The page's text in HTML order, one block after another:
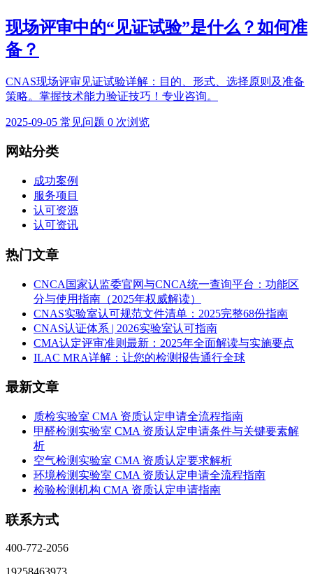
现场评审中的“见证试验”是什么？如何准
备？
CNAS现场评审见证试验详解：目的、形式、选择原则及准备
策略。掌握技术能力验证技巧！专业咨询。
2025-09-05 常见问题 0 次浏览
网站分类
成功案例
服务项目
认可资源
认可资讯
热门文章
CNCA国家认监委官网与CNCA统一查询平台：功能区
分与使用指南（2025年权威解读）
CNAS实验室认可规范文件清单：2025完整68份指南
CNAS认证体系 | 2026实验室认可指南
CMA认定评审准则最新：2025年全面解读与实施要点
ILAC MRA详解：让您的检测报告通行全球
最新文章
质检实验室 CMA 资质认定申请全流程指南
甲醛检测实验室 CMA 资质认定申请条件与关键要素解
析
空气检测实验室 CMA 资质认定要求解析
环境检测实验室 CMA 资质认定申请全流程指南
检验检测机构 CMA 资质认定申请指南
联系方式
400-772-2056